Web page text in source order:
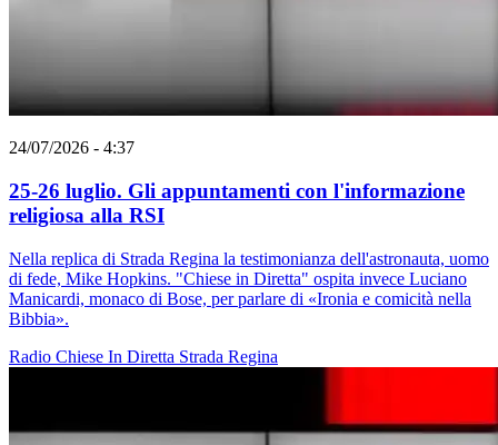
24/07/2026 - 4:37
25-26 luglio. Gli appuntamenti con l'informazione
religiosa alla RSI
Nella replica di Strada Regina la testimonianza dell'astronauta, uomo
di fede, Mike Hopkins. "Chiese in Diretta" ospita invece Luciano
Manicardi, monaco di Bose, per parlare di «Ironia e comicità nella
Bibbia».
Radio Chiese In Diretta Strada Regina